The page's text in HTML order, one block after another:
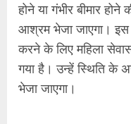
होने या गंभीर बीमार
आश्रम भेजा जाएगा। इस
करने के लिए महिला
गया है। उन्हें स्थिति के
भेजा जाएगा।